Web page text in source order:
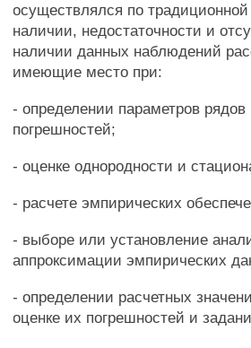
осуществлялся по
наличии, недостаточности и
наличии данных наблюдений
имеющие место при:
- определении параметров рядов
погрешностей;
- оценке однородности и
- расчете эмпирических
- выборе или установление
аппроксимации эмпирических
- определении расчетных
оценке их погрешностей и